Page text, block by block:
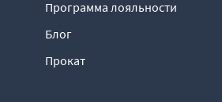
Программа лояльности
Блог
Прокат